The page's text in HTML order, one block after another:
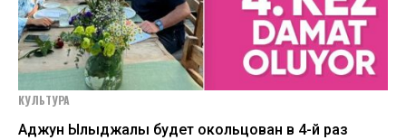
КУЛЬТУРА
Аджун Ылыджалы будет окольцован в 4-й раз